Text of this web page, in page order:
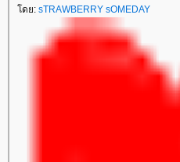
ดย: sTRAWBERRY sOMEDAY